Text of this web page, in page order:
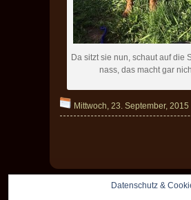
Da sitzt sie nun, schaut auf die
nass, das macht gar
Mittwoch, 23. September, 2015
Datenschutz &